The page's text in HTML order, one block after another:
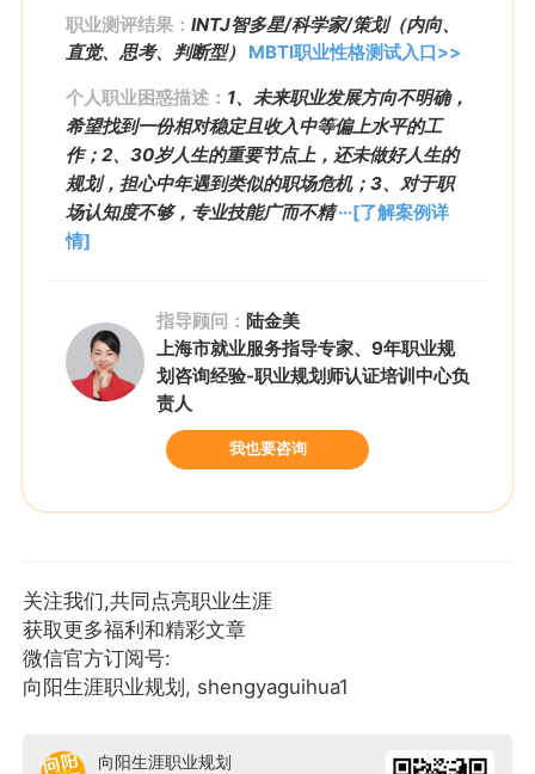
职业测评结果： INTJ智多星/科学家/策划（内向、
直觉、思考、判断型） MBTI职业性格测试入口>>
个人职业困惑描述： 1、未来职业发展方向不明确，
希望找到一份相对稳定且收入中等偏上水平的工
作；2、30岁人生的重要节点上，还未做好人生的
规划，担心中年遇到类似的职场危机；3、对于职
场认知度不够，专业技能广而不精···[了解案例详
情]
指导顾问： 陆金美
上海市就业服务指导专家、9年职业规
划咨询经验-职业规划师认证培训中心负
责人
我也要咨询
关注我们,共同点亮职业生涯
获取更多福利和精彩文章
微信官方订阅号:
向阳生涯职业规划, shengyaguihua1
向阳生涯职业规划